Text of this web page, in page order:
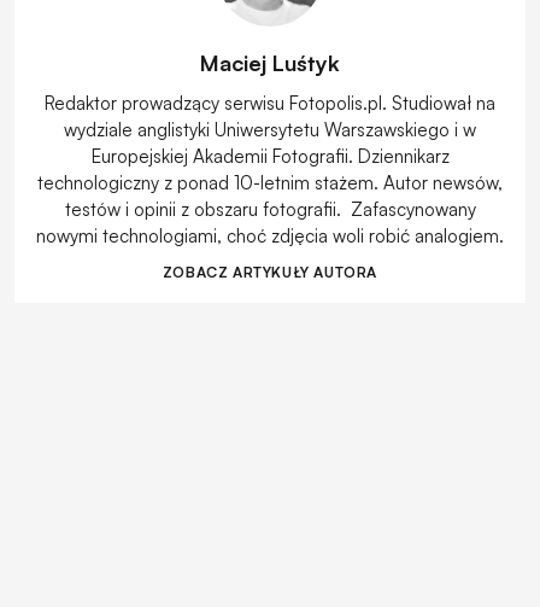
Maciej Luśtyk
Redaktor prowadzący serwisu Fotopolis.pl. Studiował na
wydziale anglistyki Uniwersytetu Warszawskiego i w
Europejskiej Akademii Fotografii. Dziennikarz
technologiczny z ponad 10-letnim stażem. Autor newsów,
testów i opinii z obszaru fotografii. Zafascynowany
nowymi technologiami, choć zdjęcia woli robić analogiem.
ZOBACZ ARTYKUŁY AUTORA